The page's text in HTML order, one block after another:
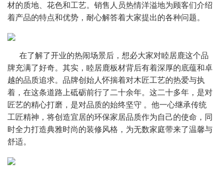
材的质地、花色和工艺。销售人员热情洋溢地为顾客们介绍
着产品的特点和优势，耐心解答着大家提出的各种问题。
在了解了开业的热闹场景后，想必大家对睦居鹿这个品
牌充满了好奇。其实，睦居鹿板材背后有着深厚的底蕴和卓
越的品质追求。 品牌创始人怀揣着对木匠工艺的热爱与执
着，在这条道路上砥砺前行了二十余年。这二十多年，是对
匠艺的精心打磨，是对品质的始终坚守 。他一心继承传统
工匠精神，将创造宜居的环保家居品质作为自己的使命，同
时全力打造典雅时尚的装修风格，为无数家庭带来了温馨与
舒适。